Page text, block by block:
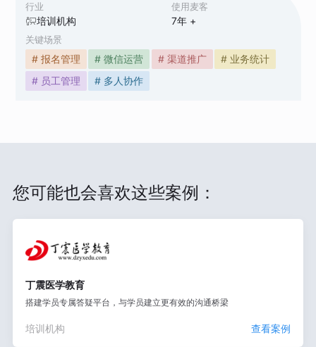
行业
培训机构
使用麦客
7年 +
关键场景
# 报名管理 # 微信运营 # 渠道推广
# 业务统计
# 员工管理
# 多人协作
您可能也会喜欢这些案例：
丁震医学教育
搭建学员专属答疑平台，与学员建立更有效的沟通桥梁
培训机构 查看案例